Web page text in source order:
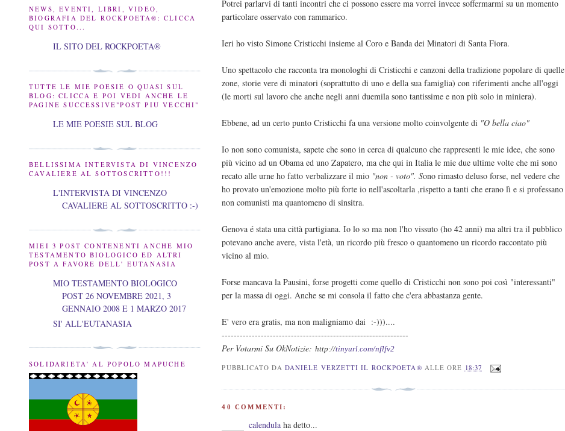
Potrei parlarvi di tanti incontri che ci possono essere ma vorrei invece soffermarmi su un momento
particolare osservato con rammarico.
Ieri ho visto Simone Cristicchi insieme al Coro e Banda dei Minatori di Santa Fiora.
Uno spettacolo che racconta tra monologhi di Cristicchi e canzoni della tradizione popolare di quelle
zone, storie vere di minatori (soprattutto di uno e della sua famiglia) con riferimenti anche all'oggi
(le morti sul lavoro che anche negli anni duemila sono tantissime e non più solo in miniera).
Ebbene, ad un certo punto Cristicchi fa una versione molto coinvolgente di "O bella ciao"
Io non sono comunista, sapete che sono in cerca di qualcuno che rappresenti le mie idee, che sono
più vicino ad un Obama ed uno Zapatero, ma che qui in Italia le mie due ultime volte che mi sono
recato alle urne ho fatto verbalizzare il mio "non - voto". Sono rimasto deluso forse, nel vedere che
ho provato un'emozione molto più forte io nell'ascoltarla ,rispetto a tanti che erano lì e si professano
non comunisti ma quantomeno di sinsitra.
Genova é stata una città partigiana. Io lo so ma non l'ho vissuto (ho 42 anni) ma altri tra il pubblico
potevano anche avere, vista l'età, un ricordo più fresco o quantomeno un ricordo raccontato più
vicino al mio.
Forse mancava la Pausini, forse progetti come quello di Cristicchi non sono poi così "interessanti"
per la massa di oggi. Anche se mi consola il fatto che c'era abbastanza gente.
E' vero era gratis, ma non maligniamo dai :-)))....
--------------------------------------------------------------
Per Votarmi Su OkNotizie:http://tinyurl.com/nflfv2
PUBBLICATO DA DANIELE VERZETTI IL ROCKPOETA® ALLE ORE 18:37
40 COMMENTI:
calendula ha detto...
NEWS, EVENTI, LIBRI, VIDEO,
BIOGRAFIA DEL ROCKPOETA®: CLICCA
QUI SOTTO...
IL SITO DEL ROCKPOETA®
TUTTE LE MIE POESIE O QUASI SUL
BLOG: CLICCA E POI VEDI ANCHE LE
PAGINE SUCCESSIVE"POST PIU VECCHI"
LE MIE POESIE SUL BLOG
BELLISSIMA INTERVISTA DI VINCENZO
CAVALIERE AL SOTTOSCRITTO!!!
L'INTERVISTA DI VINCENZO
CAVALIERE AL SOTTOSCRITTO :-)
MIEI 3 POST CONTENENTI ANCHE MIO
TESTAMENTO BIOLOGICO ED ALTRI
POST A FAVORE DELL' EUTANASIA
MIO TESTAMENTO BIOLOGICO
POST 26 NOVEMBRE 2021, 3
GENNAIO 2008 E 1 MARZO 2017
SI' ALL'EUTANASIA
SOLIDARIETA' AL POPOLO MAPUCHE